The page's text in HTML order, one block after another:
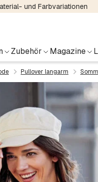
und Farbvariationen
Zubehör Magazine
Pullover langarm